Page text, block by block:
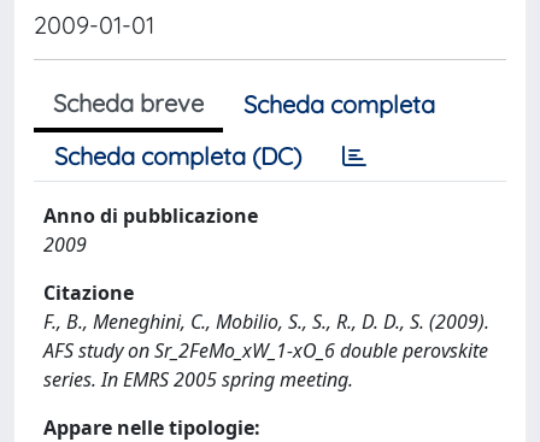
2009-01-01
Scheda breve
Scheda completa
Scheda completa (DC)
Anno di pubblicazione
2009
Citazione
F., B., Meneghini, C., Mobilio, S., S., R., D. D., S. (2009).
AFS study on Sr_2FeMo_xW_1-xO_6 double perovskite
series. In EMRS 2005 spring meeting.
Appare nelle tipologie: